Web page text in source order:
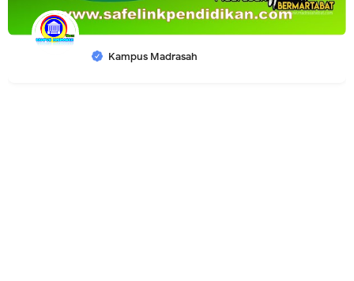
Kampus Madrasah